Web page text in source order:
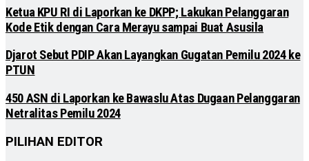
Ketua KPU RI di Laporkan ke DKPP; Lakukan Pelanggaran
Kode Etik dengan Cara Merayu sampai Buat Asusila
Djarot Sebut PDIP Akan Layangkan Gugatan Pemilu 2024 ke
PTUN
450 ASN di Laporkan ke Bawaslu Atas Dugaan Pelanggaran
Netralitas Pemilu 2024
PILIHAN EDITOR